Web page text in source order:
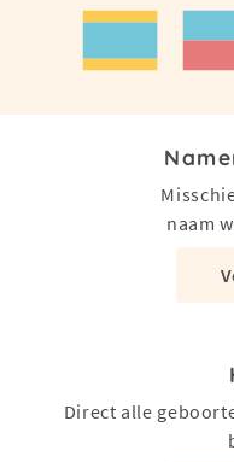
naam
Direct alle